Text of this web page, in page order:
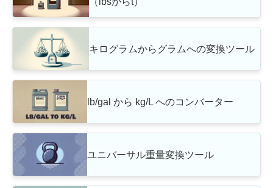
キログラムからグラムへの変換ツール
lb/gal から kg/L へのコンバーター
ユニバーサル重量変換ツール